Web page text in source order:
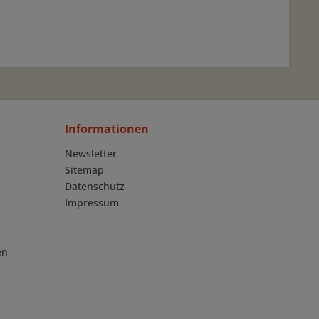
Informationen
Newsletter
Sitemap
Datenschutz
Impressum